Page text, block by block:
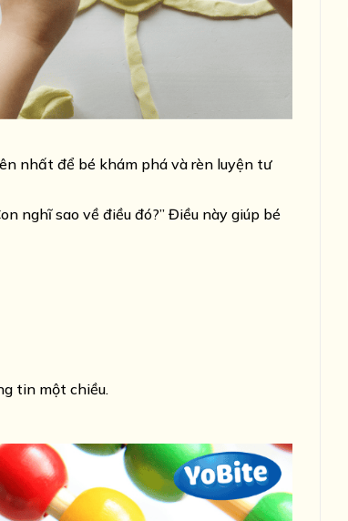
nhất để bé khám phá và rèn luyện tư
nghĩ sao về điều đó?” Điều này giúp bé
tin một chiều.